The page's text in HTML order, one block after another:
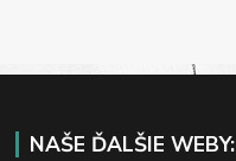
NAŠE ĎALŠIE WEBY: